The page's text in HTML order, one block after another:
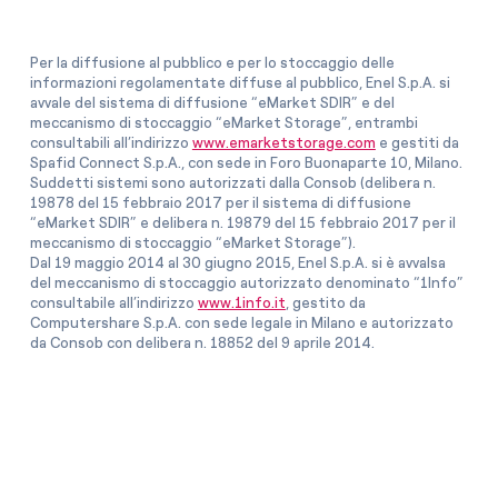
Per la diffusione al pubblico e per lo stoccaggio delle
informazioni regolamentate diffuse al pubblico, Enel S.p.A. si
avvale del sistema di diffusione “eMarket SDIR” e del
meccanismo di stoccaggio “eMarket Storage”, entrambi
consultabili all’indirizzo www.emarketstorage.com e gestiti da
Spafid Connect S.p.A., con sede in Foro Buonaparte 10, Milano.
Suddetti sistemi sono autorizzati dalla Consob (delibera n.
19878 del 15 febbraio 2017 per il sistema di diffusione
“eMarket SDIR” e delibera n. 19879 del 15 febbraio 2017 per il
meccanismo di stoccaggio “eMarket Storage”).
Dal 19 maggio 2014 al 30 giugno 2015, Enel S.p.A. si è avvalsa
del meccanismo di stoccaggio autorizzato denominato “1Info”
consultabile all’indirizzo www.1info.it , gestito da
Computershare S.p.A. con sede legale in Milano e autorizzato
da Consob con delibera n. 18852 del 9 aprile 2014.